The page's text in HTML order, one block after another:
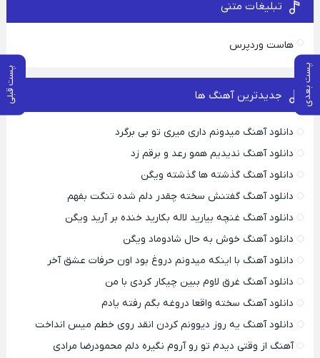
پست بعدی پست قبلی
تبلیغات متنی
هاست وردپرس
جدیدترین آهنگ ها
دانلود آهنگ میدونم داری میری تو بی برگرد
دانلود آهنگ ندیدیم همو رعد و برقم زد
دانلود آهنگ گذشته ها گذشته ویگن
دانلود آهنگ گفتنش سخته چقدر دلم شده تنگت بفهم
دانلود آهنگ غنچه بیارید لاله بکارید خنده بر آرید ویگن
دانلود آهنگ خوش به حال شادوماد ویگن
دانلود آهنگ با اینکه میدونم دروغ بود اون حرفات عشق آخر
دانلود آهنگ غرق لاوم ببین چیکار کردی با من
دانلود آهنگ سخته واقعا دروغه بگم رفته یادم
دانلود آهنگ یه روز دیوونم کردن انقد روی خطم میس انداخت
آهنگ از وقتی دیدم تو رو آروم نگیره دلم محمودرضا مرادی